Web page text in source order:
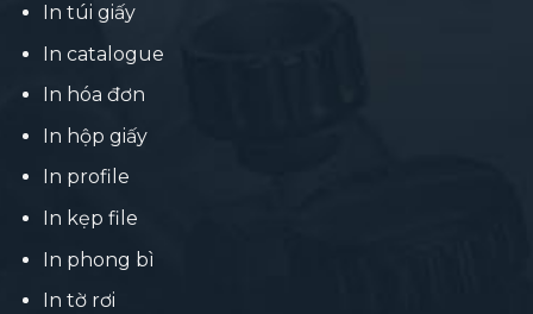
In túi giấy
In catalogue
In hóa đơn
In hộp giấy
In profile
In kẹp file
In phong bì
In tờ rơi